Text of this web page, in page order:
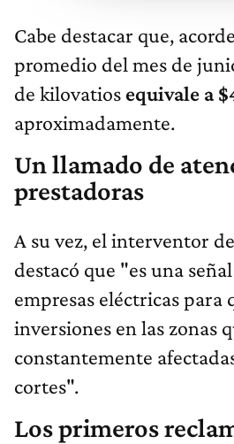
Cabe destacar que,
promedio del mes de
de kilovatios equivale a
aproximadamente.
Un llamado de
prestadoras
A su vez, el interventor
destacó que "es una
empresas eléctricas para
inversiones en las zonas
constantemente
cortes".
Los primeros